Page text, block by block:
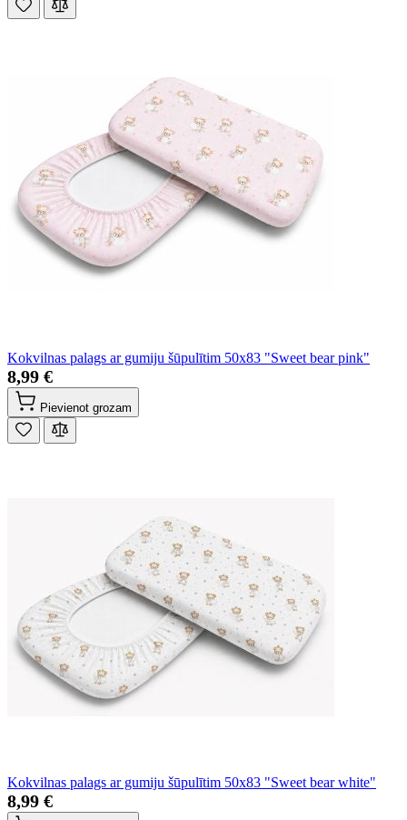
Kokvilnas palags ar gumiju šūpulītim 50x83 "Sweet bear pink"
8,99 €
Pievienot grozam
Kokvilnas palags ar gumiju šūpulītim 50x83 "Sweet bear white"
8,99 €